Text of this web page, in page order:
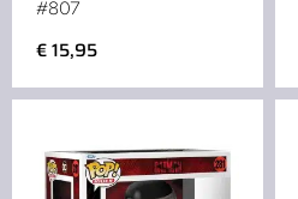
#807
€15,95